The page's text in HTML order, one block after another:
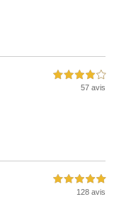
4,0 étoiles sur 5
57 avis
5,0 étoiles sur 5
128 avis